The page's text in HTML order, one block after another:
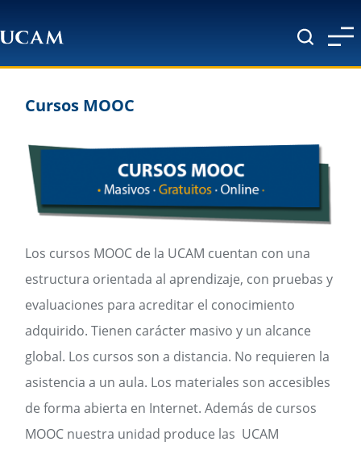
Cursos MOOC
Los cursos MOOC de la UCAM cuentan con una
estructura orientada al aprendizaje, con pruebas y
evaluaciones para acreditar el conocimiento
adquirido. Tienen carácter masivo y un alcance
global. Los cursos son a distancia. No requieren la
asistencia a un aula. Los materiales son accesibles
de forma abierta en Internet. Además de cursos
MOOC nuestra unidad produce las UCAM